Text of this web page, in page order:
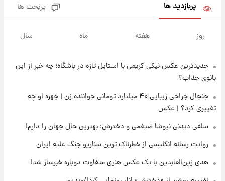
جزئیات
۱۴ ساعت پیش
آتش‌سوزی در لوناپارک شیراز؛ آخرین وضعیت
خزندگان خطرناک پس از حادثه
۱۹ ساعت پیش
خواستگار ۵۰ساله شاهدخت لئونور بازداشت شد
پربازدید ها پربحث ها
روز هفته ماه سال
جدیدترین عکس نیکی کریمی با استایل تازه در باشگاه؛ چه خبر از این
بانوی جذاب؟
جنجال جراحی زیبایی ۴۰ میلیارد تومانی خواننده زن | چهره او چه
تغییری کرد؟ | عکس
سلفی دیدنی نیوشا ضیغمی و دخترش؛ بهترین حال جهان را دارم!
روایت رسانه انگلیسی از خطرناک ترین سناریو جنگ علیه ایران
هدی زین‌العابدین با یک عکس هنری متفاوت دوباره خبرساز شد!